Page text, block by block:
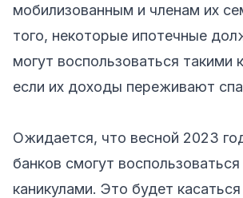
мобилизованным и членам их
того, некоторые ипотечные
могут воспользоваться такими
если их доходы переживают
Ожидается, что весной 2023
банков смогут
каникулами. Это будет касаться